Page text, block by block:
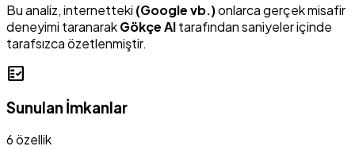
Bu analiz, internetteki (Google vb.)onlarca gerçek misafir
deneyimi taranarakGökçe AItarafından saniyeler içinde
tarafsızca özetlenmiştir.
fact_check
Sunulan İmkanlar
6 özellik